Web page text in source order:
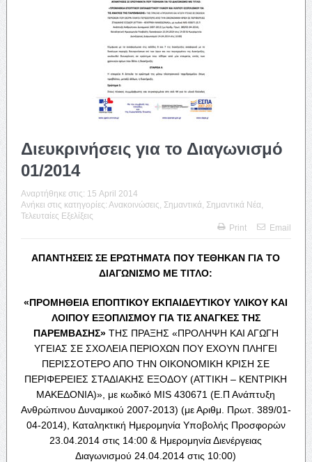
Διευκρινήσεις για το Διαγωνισμό
01/2014
Αναρτήθηκε στις: 15 April 2014
Ανήκει στις κατηγορίες: Ανακοινώσεις Σημαντικά Σημαντικά Νέα
Τελευταίες Εξελίξεις
Print
Email
ΑΠΑΝΤΗΣΕΙΣ ΣΕ ΕΡΩΤΗΜΑΤΑ ΠΟΥ ΤΕΘΗΚΑΝ ΓΙΑ ΤΟ
ΔΙΑΓΩΝΙΣΜΟ ΜΕ ΤΙΤΛΟ:
«ΠΡΟΜΗΘΕΙΑ ΕΠΟΠΤΙΚΟΥ ΕΚΠΑΙΔΕΥΤΙΚΟΥ ΥΛΙΚΟΥ ΚΑΙ
ΛΟΙΠΟΥ ΕΞΟΠΛΙΣΜΟΥ ΓΙΑ ΤΙΣ ΑΝΑΓΚΕΣ ΤΗΣ
ΠΑΡΕΜΒΑΣΗΣ»ΤΗΣ ΠΡΑΞΗΣ «ΠΡΟΛΗΨΗ ΚΑΙ ΑΓΩΓΗ
ΥΓΕΙΑΣ ΣΕ ΣΧΟΛΕΙΑ ΠΕΡΙΟΧΩΝ ΠΟΥ ΕΧΟΥΝ ΠΛΗΓΕΙ
ΠΕΡΙΣΣΟΤΕΡΟ ΑΠΟ ΤΗΝ ΟΙΚΟΝΟΜΙΚΗ ΚΡΙΣΗ ΣΕ
ΠΕΡΙΦΕΡΕΙΕΣ ΣΤΑΔΙΑΚΗΣ ΕΞΟΔΟΥ (ΑΤΤΙΚΗ – ΚΕΝΤΡΙΚΗ
ΜΑΚΕΔΟΝΙΑ)», με κωδικό MIS 430671 (Ε.Π Ανάπτυξη
Ανθρώπινου Δυναμικού 2007-2013) (με Αριθμ. Πρωτ. 389/01-
04-2014), Καταληκτική Ημερομηνία Υποβολής Προσφορών
23.04.2014 στις 14:00 & Ημερομηνία Διενέργειας
Διαγωνισμού 24.04.2014 στις 10:00)